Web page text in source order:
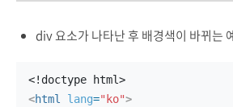
div 요소가 나타난 후 배경색이 바뀌는
<!doctype html>
<html lang="ko">